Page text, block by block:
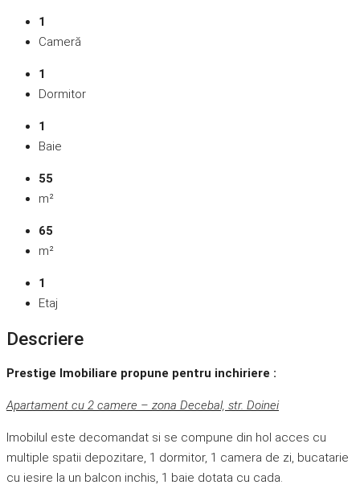
1
Cameră
1
Dormitor
1
Baie
55
m²
65
m²
1
Etaj
Descriere
Prestige Imobiliare propune pentru inchiriere :
Apartament cu 2 camere – zona Decebal, str. Doinei
Imobilul este decomandat si se compune din hol acces cu
multiple spatii depozitare, 1 dormitor, 1 camera de zi, bucatarie
cu iesire la un balcon inchis, 1 baie dotata cu cada.